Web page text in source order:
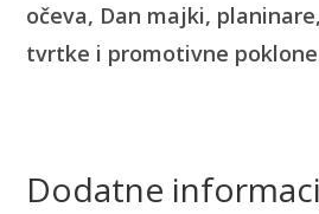
očeva, Dan majki,
tvrtke i promotivne poklone
Dodatne